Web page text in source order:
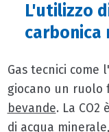
L'utilizzo
carbonica
Gas tecnici come
giocano un ruolo
bevande. La
di acqua